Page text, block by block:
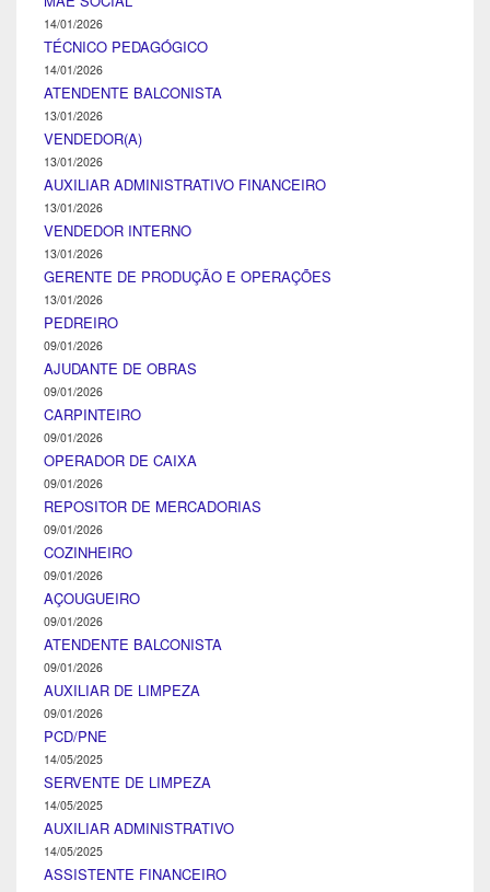
14/01/2026
TÉCNICO PEDAGÓGICO
14/01/2026
ATENDENTE BALCONISTA
13/01/2026
VENDEDOR(A)
13/01/2026
AUXILIAR ADMINISTRATIVO FINANCEIRO
13/01/2026
VENDEDOR INTERNO
13/01/2026
GERENTE DE PRODUÇÃO E OPERAÇÕES
13/01/2026
PEDREIRO
09/01/2026
AJUDANTE DE OBRAS
09/01/2026
CARPINTEIRO
09/01/2026
OPERADOR DE CAIXA
09/01/2026
REPOSITOR DE MERCADORIAS
09/01/2026
COZINHEIRO
09/01/2026
AÇOUGUEIRO
09/01/2026
ATENDENTE BALCONISTA
09/01/2026
AUXILIAR DE LIMPEZA
09/01/2026
PCD/PNE
14/05/2025
SERVENTE DE LIMPEZA
14/05/2025
AUXILIAR ADMINISTRATIVO
14/05/2025
ASSISTENTE FINANCEIRO